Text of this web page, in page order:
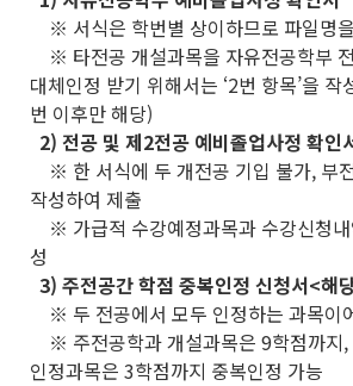
※ 서식은 학번별 상이하므로 파일명
※ 타전공 개설과목을 자유전공학부
대체인정 받기 위해서는 ‘2번 항목’을
번 이후만 해당)
2) 전공 및 제2전공 예비졸업사정 확인
※ 한 서식에 두 개전공 기입 불가, 부
작성하여 제출
※ 가급적 수강예정과목과 수강신청
성
3) 주전공간 학점 중복인정 신청서<해
※ 두 전공에서 모두 인정하는 과목이
※ 주전공학과 개설과목은 9학점까지,
인정과목은 3학점까지 중복인정 가능